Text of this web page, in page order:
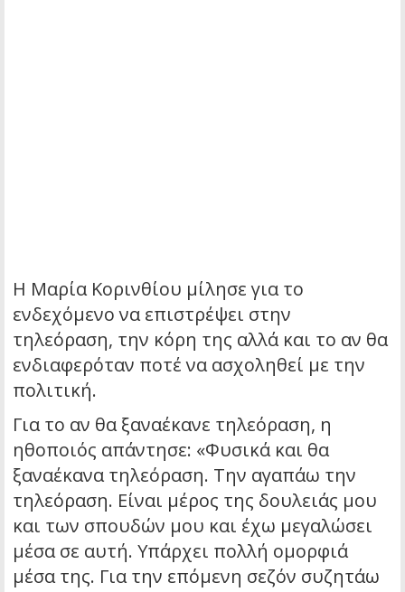
Η Μαρία Κορινθίου μίλησε για το
ενδεχόμενο να επιστρέψει στην
τηλεόραση, την κόρη της αλλά και το αν θα
ενδιαφερόταν ποτέ να ασχοληθεί με την
πολιτική.
Για το αν θα ξαναέκανε τηλεόραση, η
ηθοποιός απάντησε: «Φυσικά και θα
ξαναέκανα τηλεόραση. Την αγαπάω την
τηλεόραση. Είναι μέρος της δουλειάς μου
και των σπουδών μου και έχω μεγαλώσει
μέσα σε αυτή. Υπάρχει πολλή ομορφιά
μέσα της. Για την επόμενη σεζόν συζητάω